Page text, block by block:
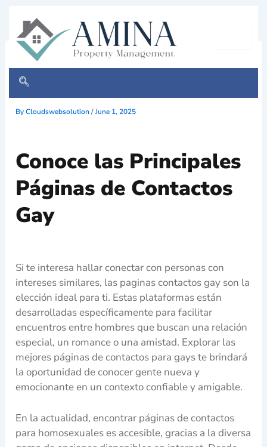
content
Conoce las Principales
Páginas de Contactos Gay
ByCloudswebsolution/June 1, 2025
Conoce las Principales
Páginas de Contactos
Gay
Si te interesa hallar conectar con personas con
intereses similares, las paginas contactos gay son la
elección ideal para ti. Estas plataformas están
desarrolladas específicamente para facilitar
encuentros entre hombres que buscan una relación
especial, un romance o una amistad. Explorar las
mejores páginas de contactos para gays te brindará
la oportunidad de conocer gente nueva y
emocionante en un contexto confiable y amigable.
En la actualidad, encontrar páginas de contactos
para homosexuales es accesible, gracias a la diversa